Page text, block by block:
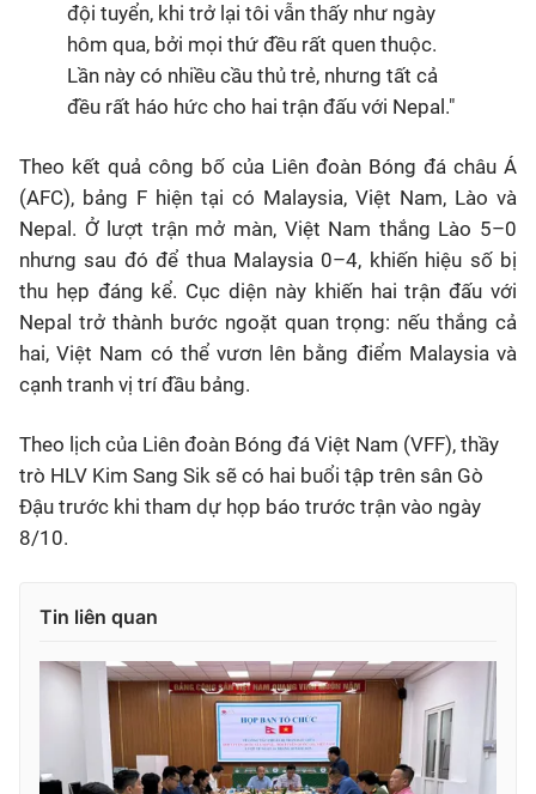
đội tuyển, khi trở lại tôi vẫn thấy như ngày
hôm qua, bởi mọi thứ đều rất quen thuộc.
Lần này có nhiều cầu thủ trẻ, nhưng tất cả
đều rất háo hức cho hai trận đấu với Nepal."
Theo kết quả công bố của Liên đoàn Bóng đá châu Á
(AFC), bảng F hiện tại có Malaysia, Việt Nam, Lào và
Nepal. Ở lượt trận mở màn, Việt Nam thắng Lào 5–0
nhưng sau đó để thua Malaysia 0–4, khiến hiệu số bị
thu hẹp đáng kể. Cục diện này khiến hai trận đấu với
Nepal trở thành bước ngoặt quan trọng: nếu thắng cả
hai, Việt Nam có thể vươn lên bằng điểm Malaysia và
cạnh tranh vị trí đầu bảng.
Theo lịch của Liên đoàn Bóng đá Việt Nam (VFF), thầy
trò HLV Kim Sang Sik sẽ có hai buổi tập trên sân Gò
Đậu trước khi tham dự họp báo trước trận vào ngày
8/10.
Tin liên quan